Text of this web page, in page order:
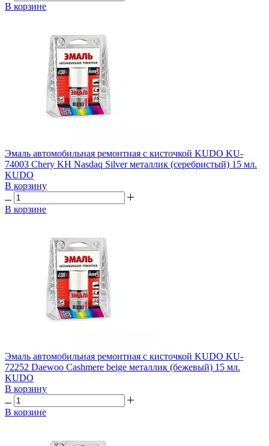
В корзине
Эмаль автомобильная ремонтная с кисточкой KUDO KU-
74003 Chery KH Nasdaq Silver металлик (серебристый) 15 мл.
KUDO
В корзину
В корзине
Эмаль автомобильная ремонтная с кисточкой KUDO KU-
72252 Daewoo Cashmere beige металлик (бежевый) 15 мл.
KUDO
В корзину
В корзине